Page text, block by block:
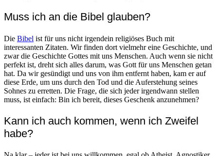
Muss ich an die Bibel glauben?
Die Bibel ist für uns nicht irgendein religiöses Buch mit
interessanten Zitaten. Wir finden dort vielmehr eine Geschichte, und
zwar die Geschichte Gottes mit uns Menschen. Auch wenn sie nicht
perfekt ist, dreht sich alles darum, was Gott für uns Menschen getan
hat. Da wir gesündigt und uns von ihm entfernt haben, kam er auf
diese Erde, um uns durch den Tod und die Auferstehung seines
Sohnes zu erretten. Die Frage, die sich jeder irgendwann stellen
muss, ist einfach: Bin ich bereit, dieses Geschenk anzunehmen?
Kann ich auch kommen, wenn ich Zweifel
habe?